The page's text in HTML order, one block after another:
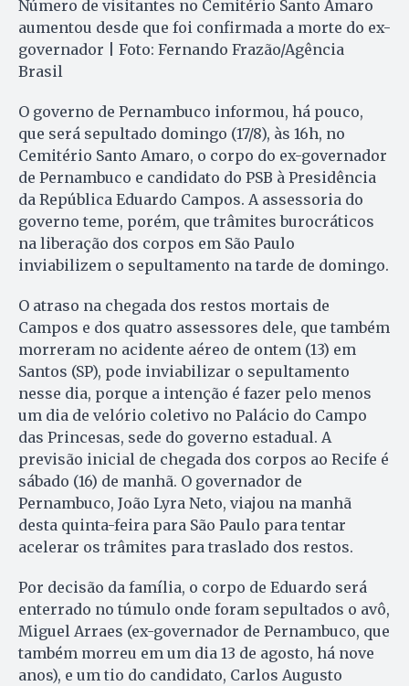
Número de visitantes no Cemitério Santo Amaro
aumentou desde que foi confirmada a morte do ex-
governador | Foto: Fernando Frazão/Agência
Brasil
O governo de Pernambuco informou, há pouco,
que será sepultado domingo (17/8), às 16h, no
Cemitério Santo Amaro, o corpo do ex-governador
de Pernambuco e candidato do PSB à Presidência
da República Eduardo Campos. A assessoria do
governo teme, porém, que trâmites burocráticos
na liberação dos corpos em São Paulo
inviabilizem o sepultamento na tarde de domingo.
O atraso na chegada dos restos mortais de
Campos e dos quatro assessores dele, que também
morreram no acidente aéreo de ontem (13) em
Santos (SP), pode inviabilizar o sepultamento
nesse dia, porque a intenção é fazer pelo menos
um dia de velório coletivo no Palácio do Campo
das Princesas, sede do governo estadual. A
previsão inicial de chegada dos corpos ao Recife é
sábado (16) de manhã. O governador de
Pernambuco, João Lyra Neto, viajou na manhã
desta quinta-feira para São Paulo para tentar
acelerar os trâmites para traslado dos restos.
Por decisão da família, o corpo de Eduardo será
enterrado no túmulo onde foram sepultados o avô,
Miguel Arraes (ex-governador de Pernambuco, que
também morreu em um dia 13 de agosto, há nove
anos), e um tio do candidato, Carlos Augusto